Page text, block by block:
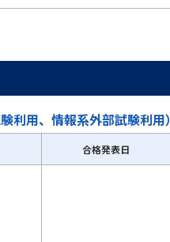
利用、情報系外部試験利用）
合格発表日